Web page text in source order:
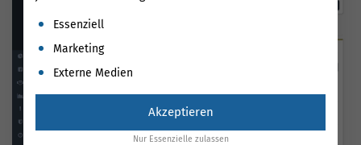
Es folgt eine Liste der Service-Gruppen, für die eine
Essenziell
Marketing
Externe Medien
Akzeptieren
Nur Essenzielle zulassen